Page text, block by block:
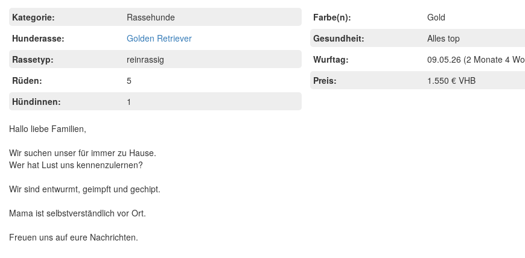
Kategorie:
Rassehunde
Hunderasse:
Golden Retriever
Rassetyp:
reinrassig
Rüden:
5
Hündinnen:
1
Farbe(n):
Gold
Gesundheit:
Alles top
Wurftag:
09.05.26 (2 Monate 4
Preis:
1.550 € VHB
Hallo liebe Familien,
Wir suchen unser für immer zu Hause.
Wer hat Lust uns kennenzulernen?
Wir sind entwurmt, geimpft und gechipt.
Mama ist selbstverständlich vor Ort.
Freuen uns auf eure Nachrichten.